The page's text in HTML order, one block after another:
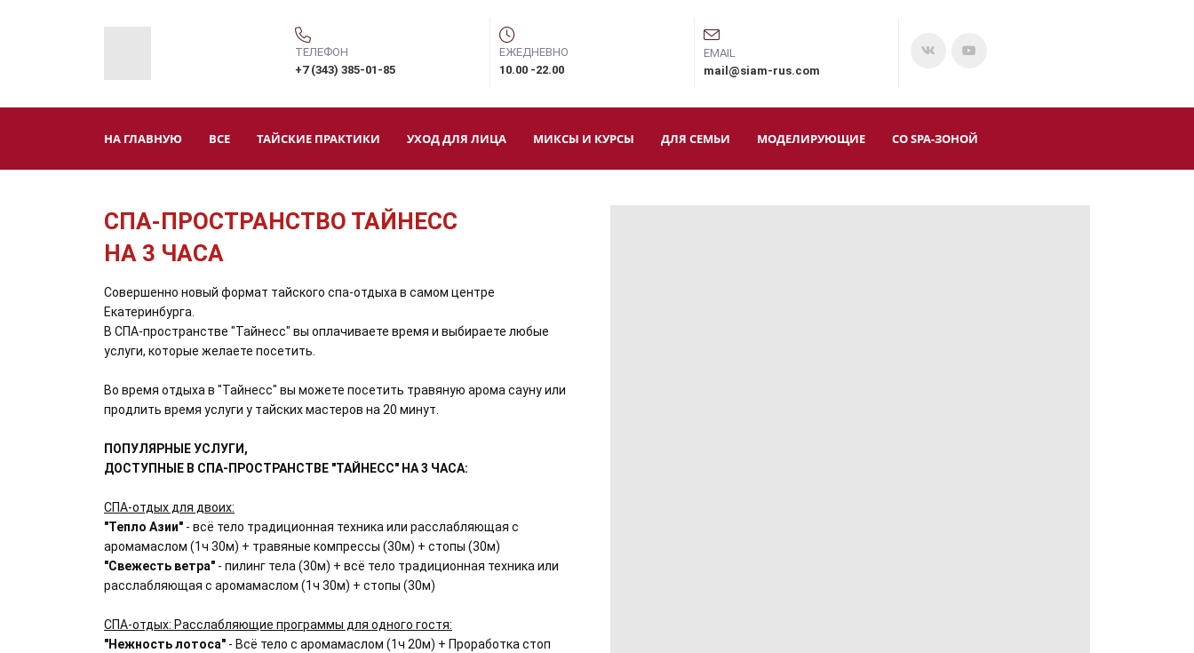
ТЕЛЕФОН
+7 (343) 385-01-85
ЕЖЕДНЕВНО
10.00 -22.00
EMAIL
mail@siam-rus.com
НА ГЛАВНУЮ ВСЕ ТАЙСКИЕ ПРАКТИКИ УХОД ДЛЯ ЛИЦА МИКСЫ И КУРСЫ ДЛЯ СЕМЬИ МОДЕЛИРУЮЩИЕ СО SPA-ЗОНОЙ
СПА-ПРОСТРАНСТВО ТАЙНЕСС
НА 3 ЧАСА
Совершенно новый формат тайского спа-отдыха в самом центре
Екатеринбурга.
В СПА-пространстве "Тайнесс" вы оплачиваете время и выбираете любые
услуги, которые желаете посетить.
Во время отдыха в "Тайнесс" вы можете посетить травяную арома сауну или
продлить время услуги у тайских мастеров на 20 минут.
ПОПУЛЯРНЫЕ УСЛУГИ,
ДОСТУПНЫЕ В СПА-ПРОСТРАНСТВЕ "ТАЙНЕСС" НА 3 ЧАСА:
СПА-отдых для двоих:
"Тепло Азии" - всё тело традиционная техника или расслабляющая с
аромамаслом (1ч 30м) + травяные компрессы (30м) + стопы (30м)
"Свежесть ветра" - пилинг тела (30м) + всё тело традиционная техника или
расслабляющая с аромамаслом (1ч 30м) + стопы (30м)
СПА-отдых: Расслабляющие программы для одного гостя:
"Нежность лотоса" - Всё тело с аромамаслом (1ч 20м) + Проработка стоп